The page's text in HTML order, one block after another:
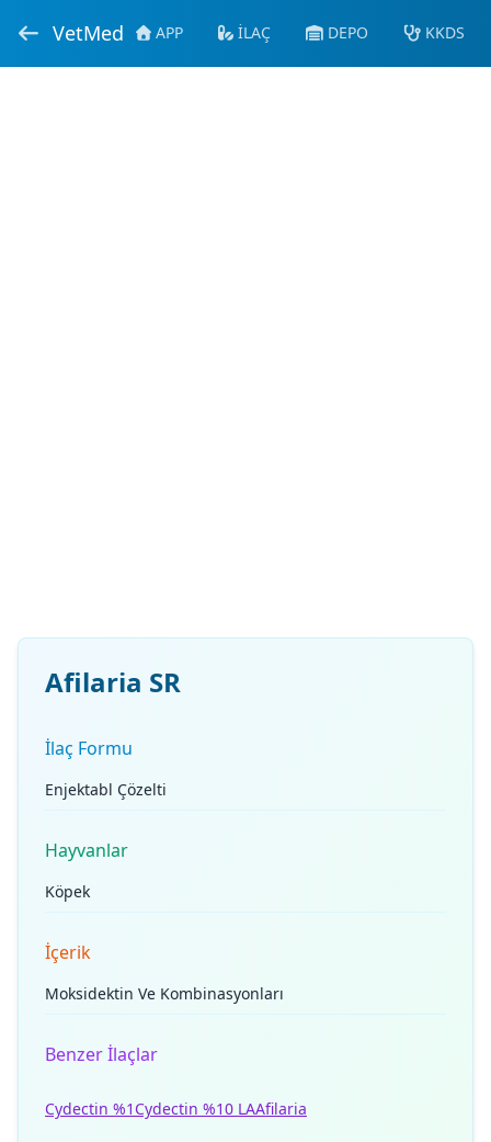
VetMed APP İLAÇ DEPO KKDS
Afilaria SR
İlaç Formu
Enjektabl Çözelti
Hayvanlar
Köpek
İçerik
Moksidektin Ve Kombinasyonları
Benzer İlaçlar
Cydectin %1 Cydectin %10 LAAfilaria